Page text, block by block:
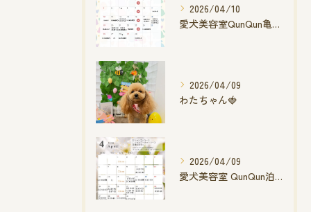
2026/04/10
愛犬美容室QunQun亀山エコー店
2026/04/09
わたちゃん🍓
2026/04/09
愛犬美容室 QunQun泊店 4月空き状況です